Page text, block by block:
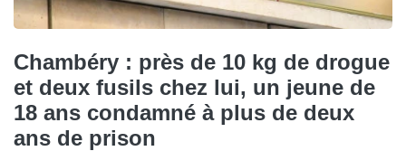
Chambéry : près de 10 kg de drogue
et deux fusils chez lui, un jeune de
18 ans condamné à plus de deux
ans de prison